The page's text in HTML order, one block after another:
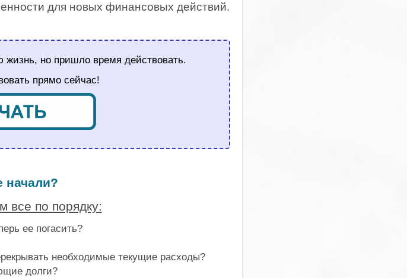
для новых финансовых действий.
но пришло время действовать.
прямо сейчас!
начали?
все по порядку:
ее погасить?
необходимые текущие расходы?
долги?